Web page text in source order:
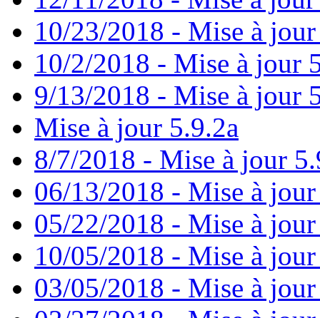
10/23/2018 - Mise à
10/2/2018 - Mise à jour
9/13/2018 - Mise à jour
Mise à jour 5.9.2a
8/7/2018 - Mise à jour
06/13/2018 - Mise à
05/22/2018 - Mise à
10/05/2018 - Mise à
03/05/2018 - Mise à